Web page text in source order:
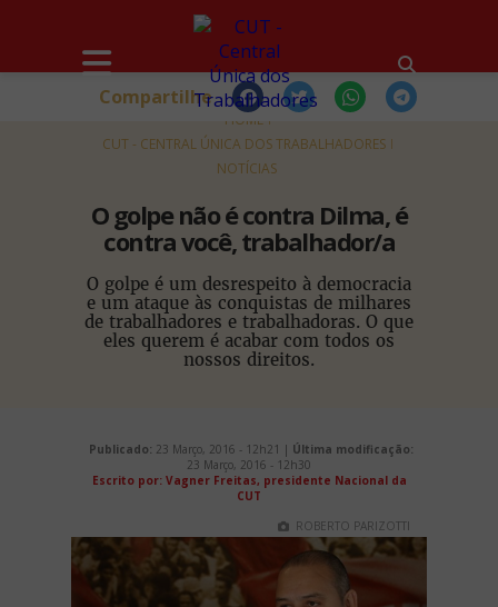
HOME
CUT - CENTRAL ÚNICA DOS TRABALHADORES
NOTÍCIAS
O golpe não é contra Dilma, é
contra você, trabalhador/a
O golpe é um desrespeito à democracia
e um ataque às conquistas de milhares
de trabalhadores e trabalhadoras. O que
eles querem é acabar com todos os
nossos direitos.
Compartilhe
Publicado: 23 Março, 2016 - 12h21 | Última modificação:
23 Março, 2016 - 12h30
Escrito por: Vagner Freitas, presidente Nacional da
CUT
ROBERTO PARIZOTTI